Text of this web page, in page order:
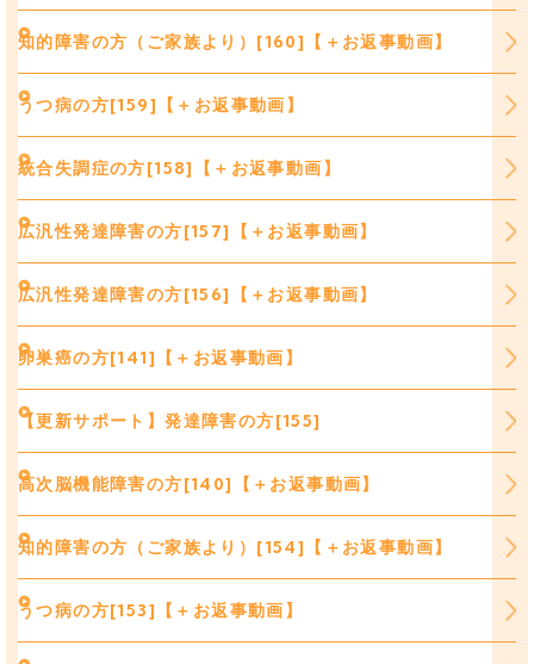
知的障害の方（ご家族より）[160]【＋お返事動画】
うつ病の方[159]【＋お返事動画】
統合失調症の方[158]【＋お返事動画】
広汎性発達障害の方[157]【＋お返事動画】
広汎性発達障害の方[156]【＋お返事動画】
卵巣癌の方[141]【＋お返事動画】
【更新サポート】発達障害の方[155]
高次脳機能障害の方[140]【＋お返事動画】
知的障害の方（ご家族より）[154]【＋お返事動画】
うつ病の方[153]【＋お返事動画】